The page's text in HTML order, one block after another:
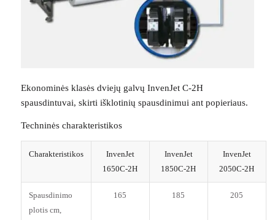
Ekonominės klasės dviejų galvų InvenJet C-2H
spausdintuvai, skirti išklotinių spausdinimui ant popieriaus.
Techninės charakteristikos
Charakteristikos
InvenJet
1650C-2H
InvenJet
1850C-2H
InvenJet
2050C-2H
Spausdinimo
plotis cm,
165 185 205